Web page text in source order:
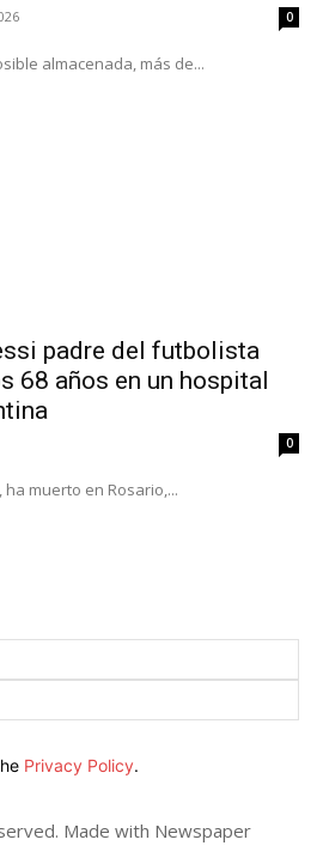
0
almacenada, más de...
padre del futbolista
68 años en un hospital
0
ha muerto en Rosario,...
Privacy Policy.
Made with Newspaper